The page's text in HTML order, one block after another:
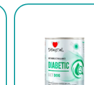
múltiples
variantes.